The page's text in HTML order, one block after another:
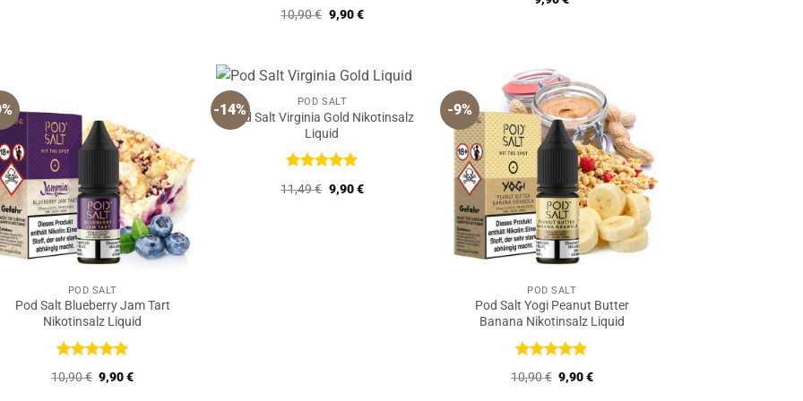
Bewertet
mit5von
10,90€ Ursprünglicher
9,90€Aktueller
mit5von
POD SALT
Pod Salt Blueberry Jam Tart
Nikotinsalz Liquid
Bewertet
mit5von
10,90€ Ursprünglicher
9,90€Aktueller
-14% POD SALT
Pod Salt Virginia Gold Nikotinsalz
Liquid
Bewertet
mit5von
11,49€ Ursprünglicher
9,90€Aktueller
-9%
POD SALT
Pod Salt Yogi Peanut Butter
Banana Nikotinsalz Liquid
Bewertet
mit5von
10,90€ Ursprünglicher
9,90€Aktueller